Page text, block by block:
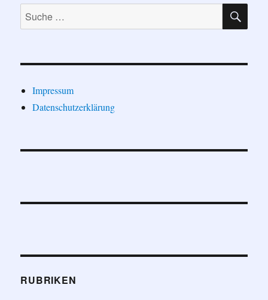
Suche
nach:
Impressum
Datenschutzerklärung
RUBRIKEN